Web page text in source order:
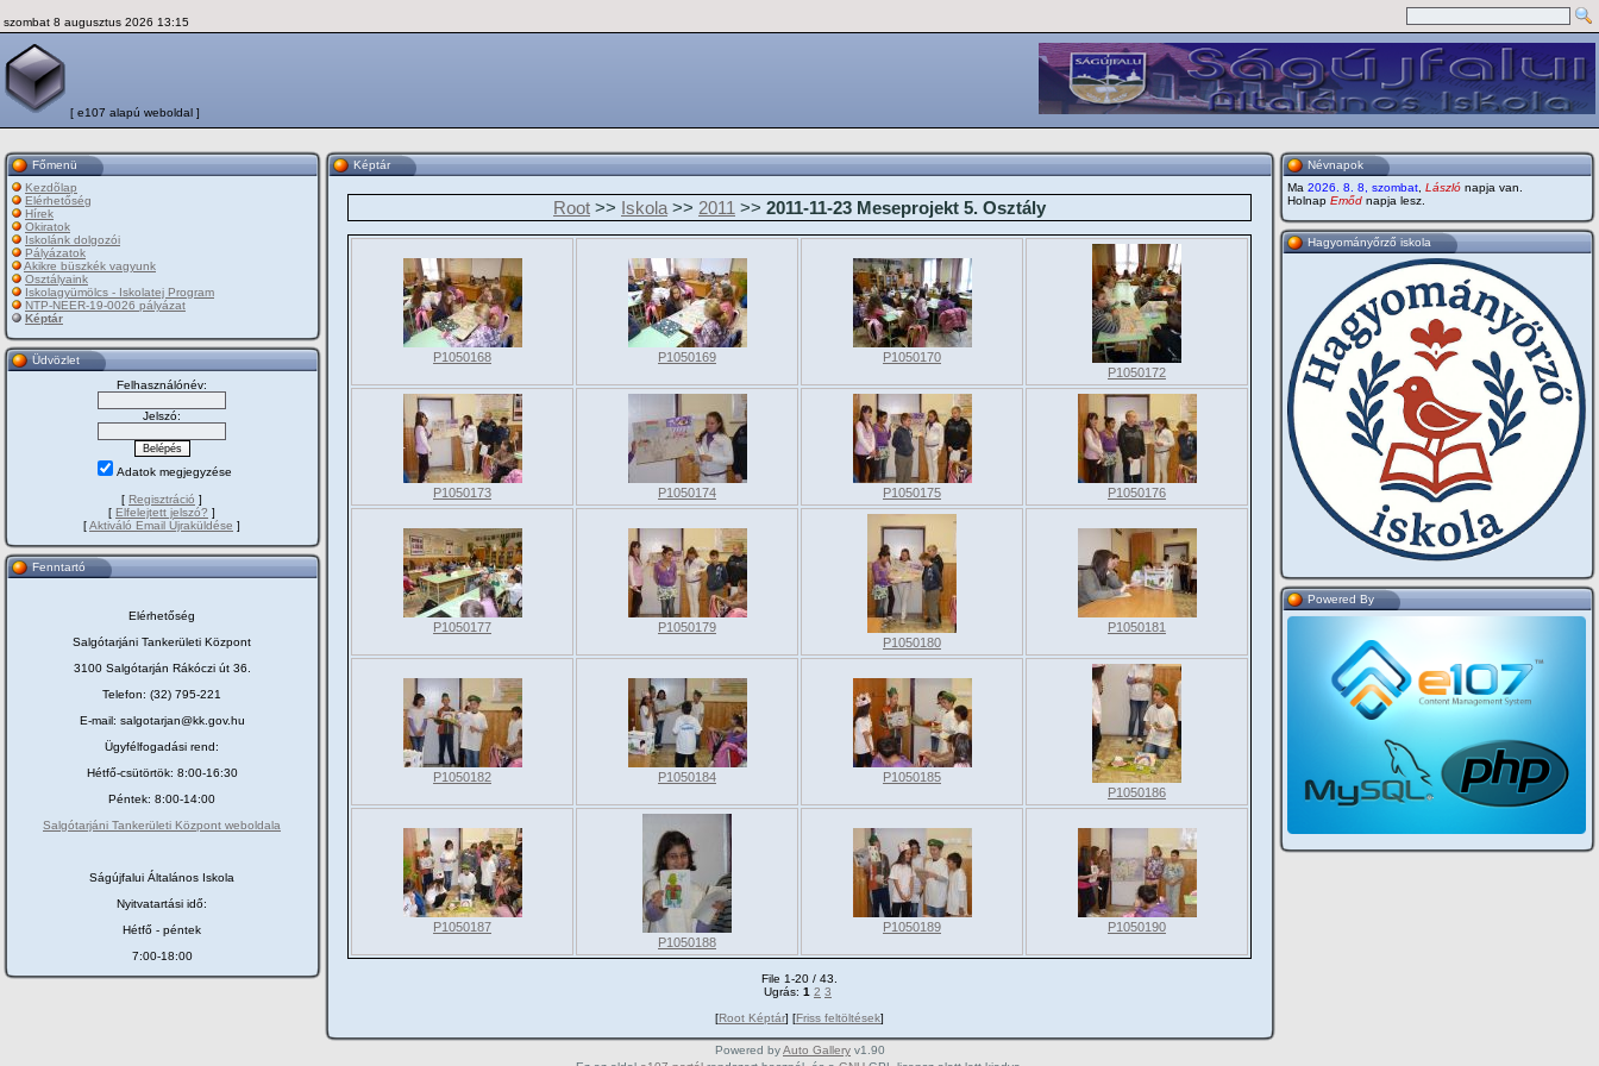
szombat 8 augusztus 2026 13:15
[ e107 alapú weboldal ]
Főmenü
Kezdõlap
Elérhetőség
Hírek
Okiratok
Iskolánk dolgozói
Pályázatok
Akikre büszkék vagyunk
Osztályaink
Iskolagyümölcs - Iskolatej Program
NTP-NEER-19-0026 pályázat
Képtár
Üdvözlet
Felhasználónév:
Jelszó:
Adatok megjegyzése
[ Regisztráció ]
[ Elfelejtett jelszó? ]
[Aktiváló Email Újraküldése ]
Fenntartó
Elérhetőség
Salgótarjáni Tankerületi Központ
3100 Salgótarján Rákóczi út 36.
Telefon: (32) 795-221
E-mail: salgotarjan@kk.gov.hu
Ügyfélfogadási rend:
Hétfő-csütörtök: 8:00-16:30
Péntek: 8:00-14:00
Salgótarjáni Tankerületi Központ weboldala
Ságújfalui Általános Iskola
Nyitvatartási idő:
Hétfő - péntek
7:00-18:00
Képtár
Root >> Iskola >> 2011 >> 2011-11-23 Meseprojekt 5. Osztály
P1050168 P1050169
P1050170
P1050172
P1050173 P1050174 P1050175 P1050176
P1050177
P1050179
P1050180
P1050181
P1050182 P1050184
P1050185
P1050186
P1050187
P1050188
P1050189 P1050190
File 1-20 / 43.
Ugrás: 1 2 3
[Root Képtár] [Friss feltöltések]
Powered byAuto Gallery v1.90
Névnapok
Ma 2026. 8. 8, szombat László napja van.
Holnap Emőd napja lesz.
Hagyományőrző iskola
Powered By